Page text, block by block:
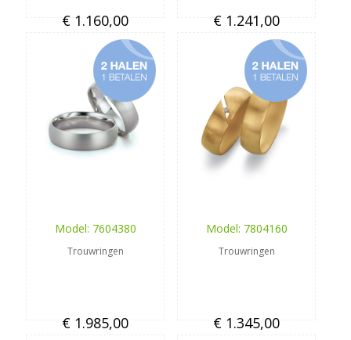
€ 1.160,00 € 1.241,00
Model: 7604380
Trouwringen
€ 1.985,00
Model: 7804160
Trouwringen
€ 1.345,00